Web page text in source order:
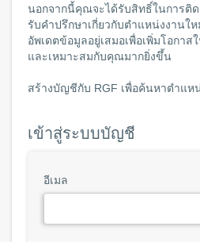
นอกจากนี้คุณจะได้รับสิทธิ์ในการติ
รับคำปรึกษาเกี่ยวกับตำแหน่งงาน
อัพเดตข้อมูลอยู่เสมอเพื่อเพิ่มโอกา
และเหมาะสมกับคุณมากยิ่งขึ้น
สร้างบัญชีกับ RGF เพื่อค้นหาตำแห
เข้าสู่ระบบบัญชี
อีเมล